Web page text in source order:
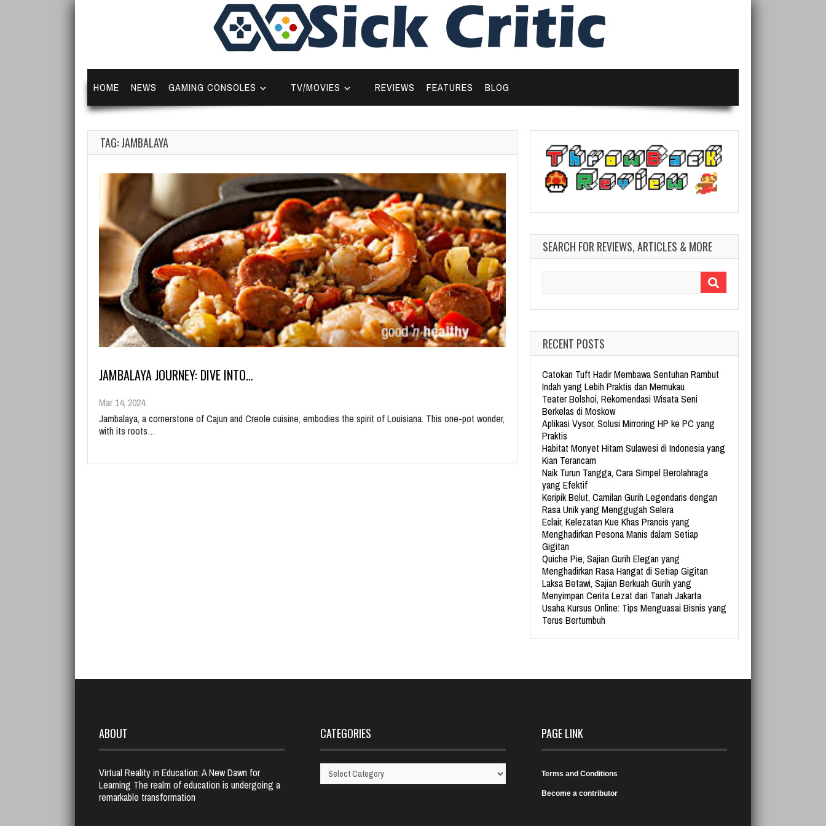
HOME NEWS GAMING CONSOLES TV/MOVIES REVIEWS FEATURES BLOG
TAG: JAMBALAYA
JAMBALAYA JOURNEY: DIVE INTO…
Mar 14, 2024
Jambalaya, a cornerstone of Cajun and Creole cuisine, embodies the spirit of Louisiana. This one-pot wonder,
with its roots…
SEARCH FOR REVIEWS, ARTICLES & MORE
RECENT POSTS
Catokan Tuft Hadir Membawa Sentuhan Rambut
Indah yang Lebih Praktis dan Memukau
Teater Bolshoi, Rekomendasi Wisata Seni
Berkelas di Moskow
Aplikasi Vysor, Solusi Mirroring HP ke PC yang
Praktis
Habitat Monyet Hitam Sulawesi di Indonesia yang
Kian Terancam
Naik Turun Tangga, Cara Simpel Berolahraga
yang Efektif
Keripik Belut, Camilan Gurih Legendaris dengan
Rasa Unik yang Menggugah Selera
Eclair, Kelezatan Kue Khas Prancis yang
Menghadirkan Pesona Manis dalam Setiap
Gigitan
Quiche Pie, Sajian Gurih Elegan yang
Menghadirkan Rasa Hangat di Setiap Gigitan
Laksa Betawi, Sajian Berkuah Gurih yang
Menyimpan Cerita Lezat dari Tanah Jakarta
Usaha Kursus Online: Tips Menguasai Bisnis yang
Terus Bertumbuh
ABOUT
Virtual Reality in Education: A New Dawn for
Learning The realm of education is undergoing a
remarkable transformation
CATEGORIES
Categories
PAGE LINK
Terms and Conditions
Become a contributor